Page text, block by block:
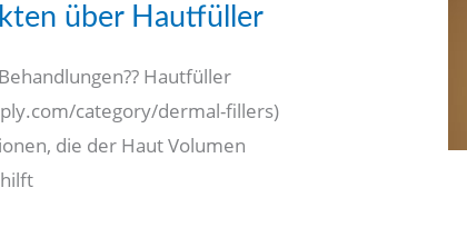
über Hautfüller
Hautfüller
category/dermal-fillers)
die der Haut Volumen